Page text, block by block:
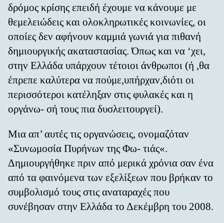
δρόμος κρίσης επειδή έχουμε να κάνουμε με
θεμελειώδεις και ολοκληρωτικές κοινωνίες, οι
οποίες δεν αφήνουν καμμιά γωνιά για πιθανή
δημιουργικής ακαταστασίας. Όπως και να ‘χει,
στην Ελλάδα υπάρχουν τέτοιοι άνθρωποι (ή ,θα
έπρεπε καλύτερα να πούμε,υπήρχαν,διότι οι
περισσότεροι κατέληξαν στις φυλακές και η
οργάνω- σή τους πια δυσλειτουργεί).
Μια απ’ αυτές τις οργανώσεις, ονομαζόταν
«Συνωμοσία Πυρήνων της Φω- τιάς«.
Δημιουργήθηκε πριν από μερικά χρόνια σαν ένα
από τα φαινόμενα των εξελίξεων που βρήκαν το
συμβολισμό τους στις αναταραχές που
συνέβησαν στην Ελλάδα το Δεκέμβρη του 2008.